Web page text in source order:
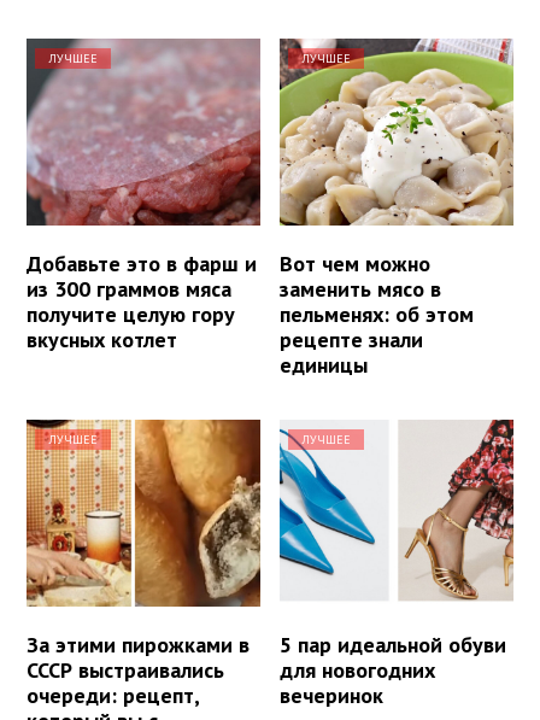
ЛУЧШЕЕ
Добавьте это в фарш и
из 300 граммов мяса
получите целую гору
вкусных котлет
ЛУЧШЕЕ
Вот чем можно
заменить мясо в
пельменях: об этом
рецепте знали
единицы
ЛУЧШЕЕ
За этими пирожками в
СССР выстраивались
очереди: рецепт,
ЛУЧШЕЕ
5 пар идеальной обуви
для новогодних
вечеринок